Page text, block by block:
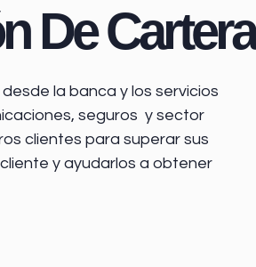
De Cartera
la banca y los servicios
seguros y sector
clientes para superar sus
y ayudarlos a obtener